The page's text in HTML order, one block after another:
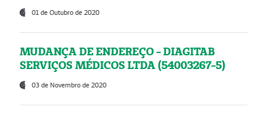
01 de Outubro de 2020
MUDANÇA DE ENDEREÇO - DIAGITAB
SERVIÇOS MÉDICOS LTDA (54003267-5)
03 de Novembro de 2020